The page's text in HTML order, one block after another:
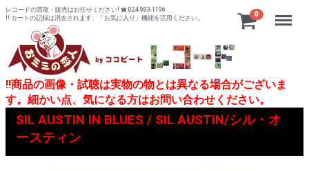
レコードの買取・販売はお任せください! ☎ 024-983-1196
!! カートの記録は消去されます、「お気に入り」機能を活用ください。
0 Menu
!!商品の画像・試聴は実物の物とは異なる場合がございま
す。細かい点、気になる方はお問い合わせください。
SIL AUSTIN IN BLUES / SIL AUSTIN/シル・オ
ースティン